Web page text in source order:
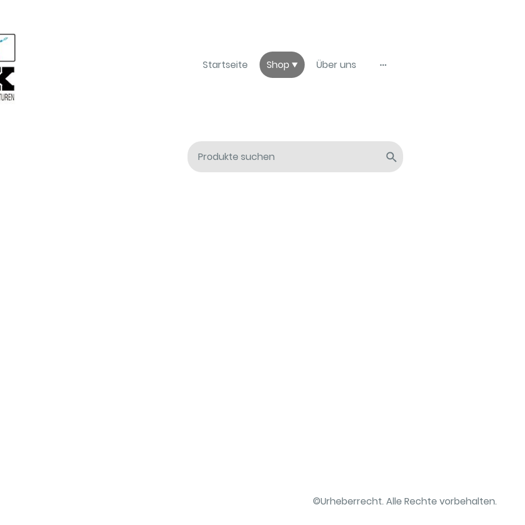
Startseite Shop Über uns
©Urheberrecht. Alle Rechte vorbehalten.